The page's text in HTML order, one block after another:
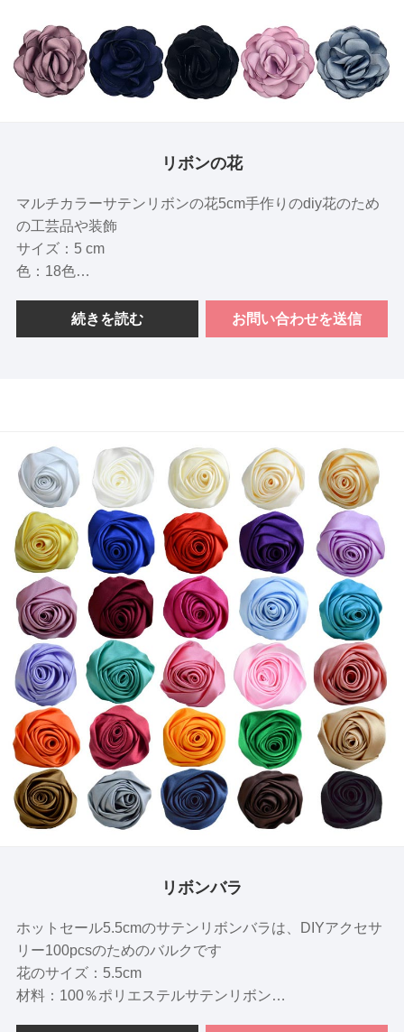
リボンの花
マルチカラーサテンリボンの花5cm手作りのdiy花のため
の工芸品や装飾
サイズ：5 cm
色：18色
素材：サテンリボン
続きを読む お問い合わせを送信
リボンバラ
ホットセール5.5cmのサテンリボンバラは、DIYアクセサ
リー100pcsのためのバルクです
花のサイズ：5.5cm
材料：100％ポリエステルサテンリボン